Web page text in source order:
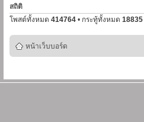
สถิติ
โพสต์ทั้งหมด 414764 • กระทู้ทั้งหมด 18835
หน้าเว็บบอร์ด